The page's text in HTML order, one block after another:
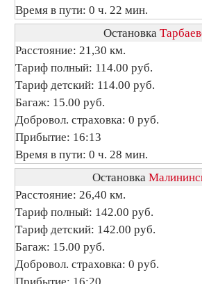
Время в пути: 0 ч. 22 мин.
Остановка
Расстояние: 21,30 км.
Тариф полный: 114.00 руб.
Тариф детский: 114.00 руб.
Багаж: 15.00 руб.
Добровол. страховка: 0 руб.
Прибытие: 16:13
Время в пути: 0 ч. 28 мин.
Остановка
Расстояние: 26,40 км.
Тариф полный: 142.00 руб.
Тариф детский: 142.00 руб.
Багаж: 15.00 руб.
Добровол. страховка: 0 руб.